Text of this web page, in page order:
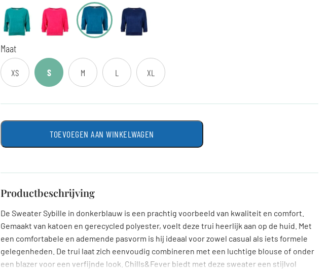
Maat
XS S M L XL
TOEVOEGEN AAN WINKELWAGEN
Productbeschrijving
De Sweater Sybille in donkerblauw is een prachtig voorbeeld van kwaliteit en comfort.
Gemaakt van katoen en gerecycled polyester, voelt deze trui heerlijk aan op de huid. Met
een comfortabele en ademende pasvorm is hij ideaal voor zowel casual als iets formele
gelegenheden. De trui laat zich eenvoudig combineren met een luchtige blouse of onder
een blazer voor een verfijnde look. Chills&Fever biedt met deze sweater een stijlvol